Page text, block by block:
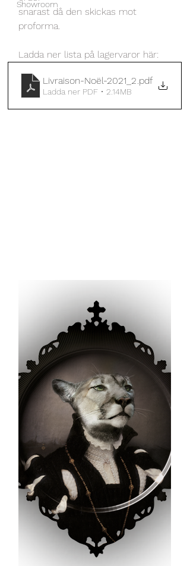
Showroom
snarast då den skickas mot
proforma.
Ladda ner lista på lagervaror här:
Livraison-Noël-2021_2 .pdf
Ladda ner PDF • 2.14MB